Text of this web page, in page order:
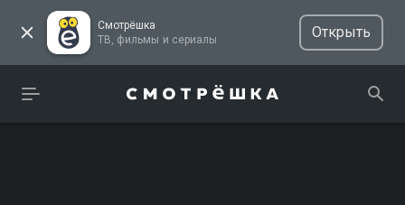
Смотрёшка
ТВ, фильмы и сериалы
Открыть